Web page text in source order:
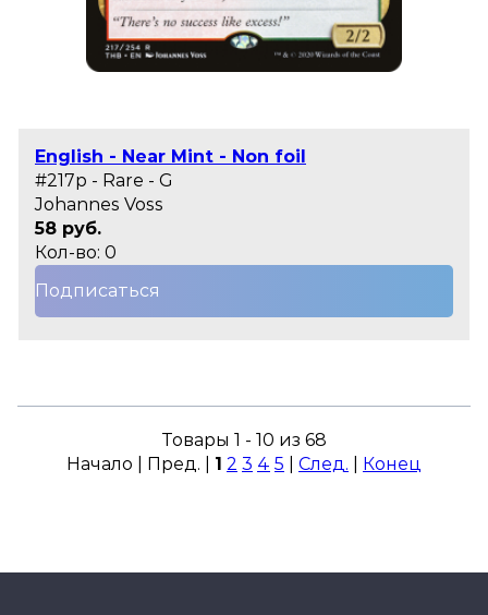
English - Near Mint - Non foil
#217p - Rare - G
Johannes Voss
58 руб.
Кол-во: 0
Подписаться
Товары 1 - 10 из 68
Начало | Пред. | 1 2 3 4 5 След. Конец